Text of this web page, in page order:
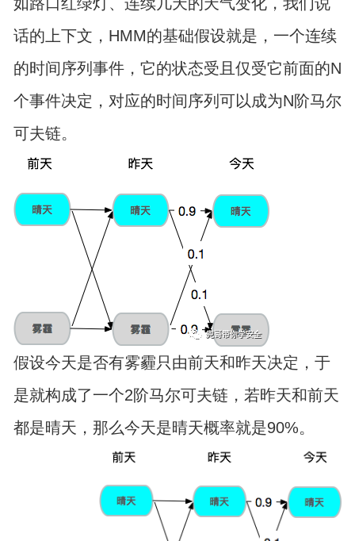
话的上下文，HMM的基础假设就是，一个连续
的时间序列事件，它的状态受且仅受它前面的N
个事件决定，对应的时间序列可以成为N阶马尔
可夫链。
假设今天是否有雾霾只由前天和昨天决定，于
是就构成了一个2阶马尔可夫链，若昨天和前天
都是晴天，那么今天是晴天概率就是90%。